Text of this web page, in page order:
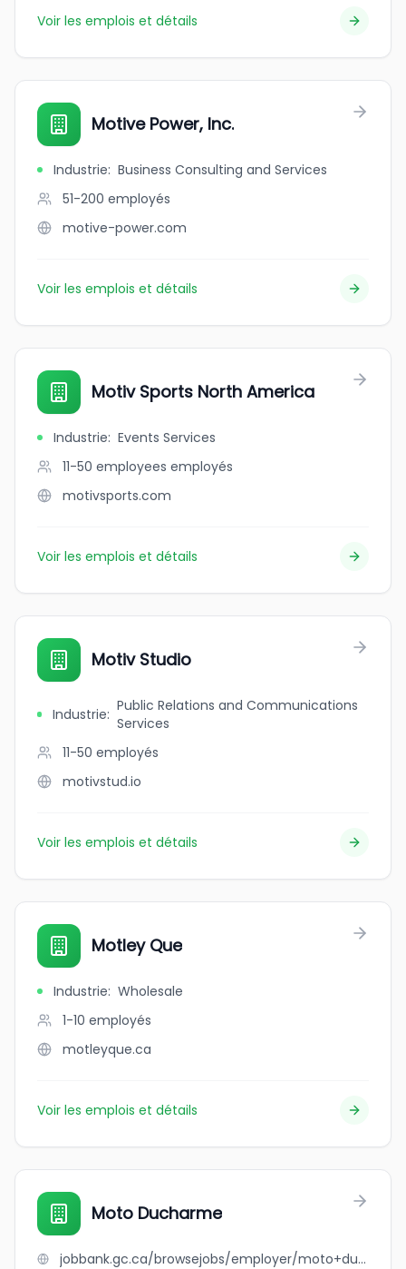
Voir les emplois et détails
Motive Power, Inc.
Industrie: Business Consulting and Services
51-200 employés
motive-power.com
Voir les emplois et détails
Motiv Sports North America
Industrie: Events Services
11-50 employees employés
motivsports.com
Voir les emplois et détails
Motiv Studio
Industrie: Public Relations and Communications
Services
11-50 employés
motivstud.io
Voir les emplois et détails
Motley Que
Industrie: Wholesale
1-10 employés
motleyque.ca
Voir les emplois et détails
Moto Ducharme
jobbank.gc.ca/browsejobs/employer/moto+ducharme/ca